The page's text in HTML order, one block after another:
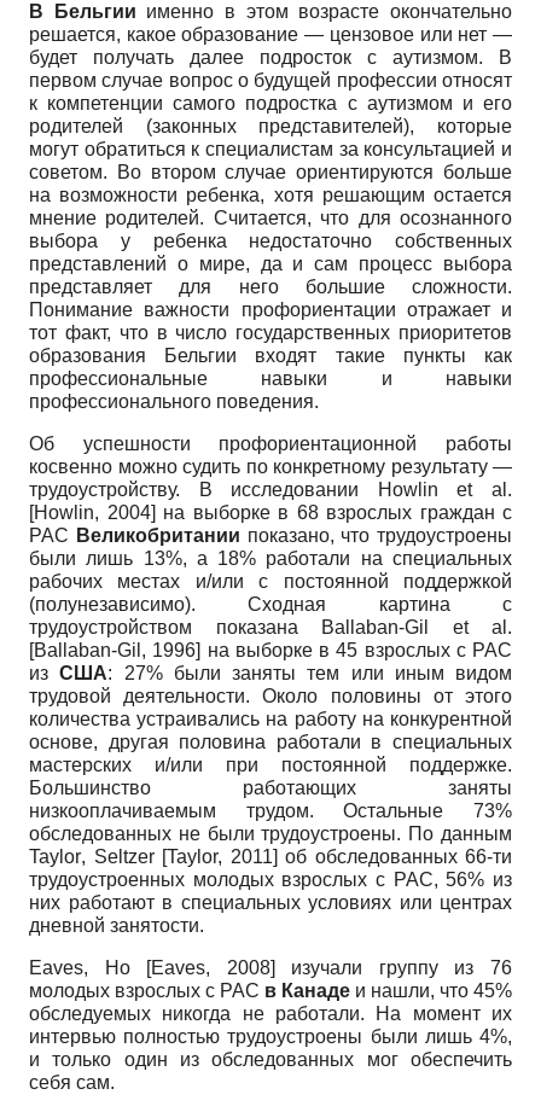
В Бельгии именно в этом возрасте окончательно
решается, какое образование — цензовое или нет —
будет получать далее подросток с аутизмом. В
первом случае вопрос о будущей профессии относят
к компетенции самого подростка с аутизмом и его
родителей (законных представителей), которые
могут обратиться к специалистам за консультацией и
советом. Во втором случае ориентируются больше
на возможности ребенка, хотя решающим остается
мнение родителей. Считается, что для осознанного
выбора у ребенка недостаточно собственных
представлений о мире, да и сам процесс выбора
представляет для него большие сложности.
Понимание важности профориентации отражает и
тот факт, что в число государственных приоритетов
образования Бельгии входят такие пункты как
профессиональные навыки и навыки
профессионального поведения.
Об успешности профориентационной работы
косвенно можно судить по конкретному результату —
трудоустройству. В исследовании
Howlin et al.
[Howlin, 2004] на выборке в 68 взрослых граждан с
РАС Великобритании показано, что трудоустроены
были лишь 13%, а 18% работали на специальных
рабочих местах и/или с постоянной поддержкой
(полунезависимо). Сходная картина с
трудоустройством показана
Ballaban-Gil et al.
[Ballaban-Gil, 1996] на выборке в 45 взрослых с РАС
изСША: 27% были заняты тем или иным видом
трудовой деятельности. Около половины от этого
количества устраивались на работу на конкурентной
основе, другая половина работали в специальных
мастерских и/или при постоянной поддержке.
Большинство работающих заняты
низкооплачиваемым трудом. Остальные 73%
обследованных не были трудоустроены. По данным
Taylor, Seltzer [Taylor, 2011] об обследованных 66-ти
трудоустроенных молодых взрослых с РАС, 56% из
них работают в специальных условиях или центрах
дневной занятости.
Eaves, Ho [Eaves, 2008]
изучали группу из 76
молодых взрослых с РАС в Канаде и нашли, что 45%
обследуемых никогда не работали. На момент их
интервью полностью трудоустроены были лишь 4%,
и только один из обследованных мог обеспечить
себя сам.